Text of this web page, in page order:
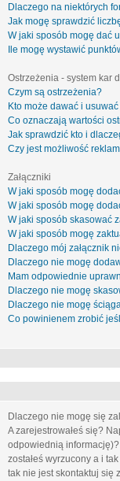
Dlaczego na niektórych
Jak mogę sprawdzić
W jaki sposób mogę dać
Ile mogę wystawić
Ostrzeżenia - system kar
Czym są ostrzeżenia?
Kto może dawać i
Co oznaczają wartości
Jak sprawdzić kto i
Czy jest możliwość
Załączniki
W jaki sposób mogę
W jaki sposób mogę
W jaki sposób skasować
W jaki sposób mogę
Dlaczego mój załącznik
Dlaczego nie mogę
Mam odpowiednie
Dlaczego nie mogę
Dlaczego nie mogę
Co powinienem zrobić
Dlaczego nie mogę się
A zarejestrowałeś się?
odpowiednią
zostałeś wyrzucony a i
tak nie jest skontaktuj się